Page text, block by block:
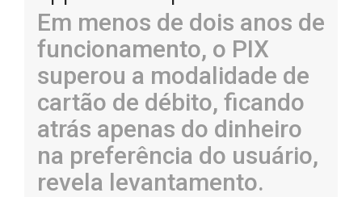
Em menos de dois anos de
funcionamento, o PIX
superou a modalidade de
cartão de débito, ficando
atrás apenas do dinheiro
na preferência do usuário,
revela levantamento.